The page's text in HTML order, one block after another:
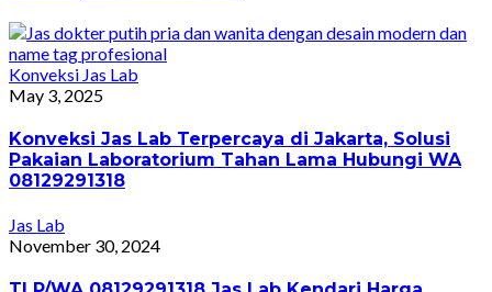
Konveksi Jas Lab
May 3, 2025
Konveksi Jas Lab Terpercaya di Jakarta, Solusi
Pakaian Laboratorium Tahan Lama Hubungi WA
08129291318
Jas Lab
November 30, 2024